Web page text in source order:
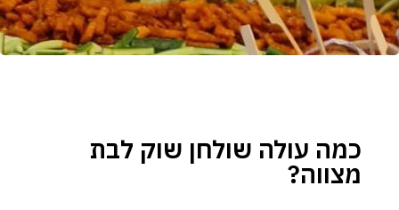
כמה עולה שולחן שוק לבת
מצווה?